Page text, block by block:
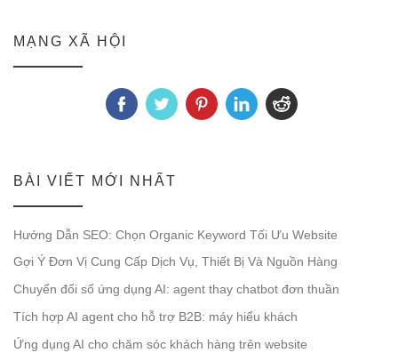
MẠNG XÃ HỘI
BÀI VIẾT MỚI NHẤT
Hướng Dẫn SEO: Chọn Organic Keyword Tối Ưu Website
Gợi Ý Đơn Vị Cung Cấp Dịch Vụ, Thiết Bị Và Nguồn Hàng
Chuyển đổi số ứng dụng AI: agent thay chatbot đơn thuần
Tích hợp AI agent cho hỗ trợ B2B: máy hiểu khách
Ứng dụng AI cho chăm sóc khách hàng trên website